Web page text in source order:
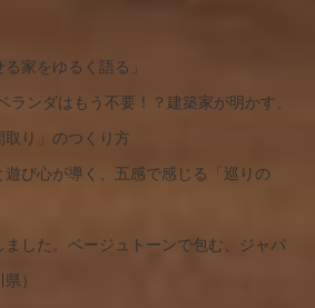
家をゆるく語る」
ランダはもう不要！？建築家が明かす、
取り」のつくり方
び心が導く、五感で感じる「巡りの
した。ベージュトーンで包む、ジャパ
）